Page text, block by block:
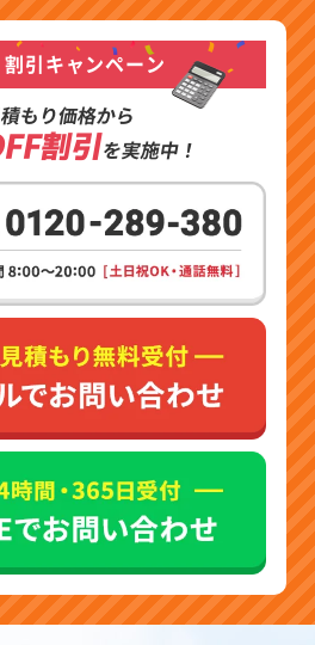
引キャンペーン
もり価格から
割引を実施中！